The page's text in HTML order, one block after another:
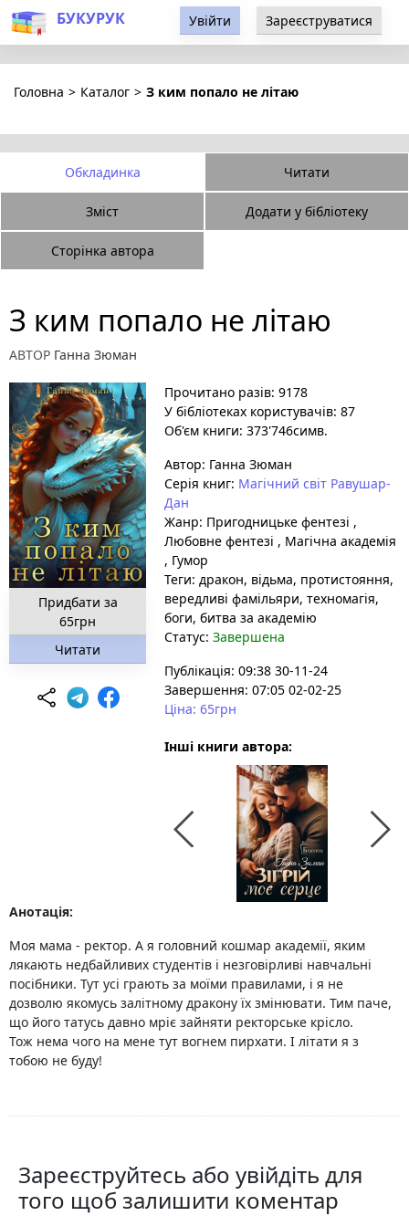
БУКУРУК Увійти Зареєструватися
Головна > Каталог > З ким попало не літаю
Обкладинка Читати
Зміст Додати у бібліотеку
Сторінка автора
З ким попало не літаю
АВТОР Ганна Зюман
Придбати за
65грн
Читати
Прочитано разів: 9178
У бібліотеках користувачів: 87
Об'єм книги: 373'746симв.
Автор: Ганна Зюман
Серія книг: Магічний світ Равушар-
Дан
Жанр: Пригодницьке фентезі ,
Любовне фентезі , Магічна академія
, Гумор
Теги: дракон, відьма, протистояння,
вередливі фамільяри, техномагія,
боги, битва за академію
Статус: Завершена
Публікація: 09:38 30-11-24
Завершення: 07:05 02-02-25
Ціна: 65грн
Інші книги автора:
Анотація:
Моя мама - ректор. А я головний кошмар академії, яким
лякають недбайливих студентів і незговірливі навчальні
посібники. Тут усі грають за моїми правилами, і я не
дозволю якомусь залітному дракону їх змінювати. Тим паче,
що його татусь давно мріє зайняти ректорське крісло.
Тож нема чого на мене тут вогнем пирхати. І літати я з
тобою не буду!
Зареєструйтесь або увійдіть для
того щоб залишити коментар